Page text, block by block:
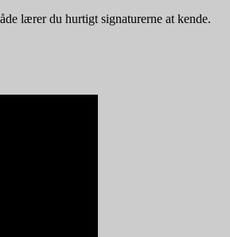
lærer du hurtigt signaturerne at kende.